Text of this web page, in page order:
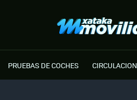
PRUEBAS DE COCHES CIRCULACION